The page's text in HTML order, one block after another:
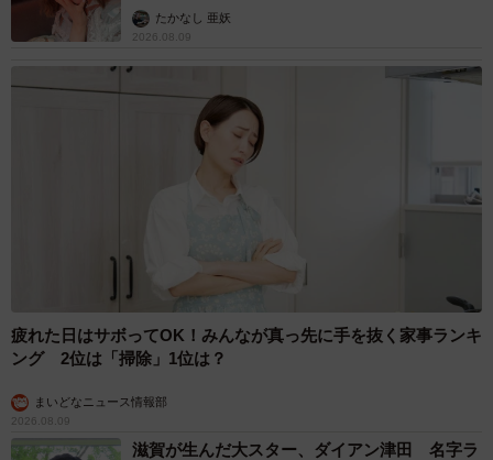
ャストに取材】
たかなし 亜妖
2026.08.09
疲れた日はサボってOK！みんなが真っ先に手を抜く家事ランキ
ング 2位は「掃除」1位は？
まいどなニュース情報部
2026.08.09
滋賀が生んだ大スター、ダイアン津田 名字ラ